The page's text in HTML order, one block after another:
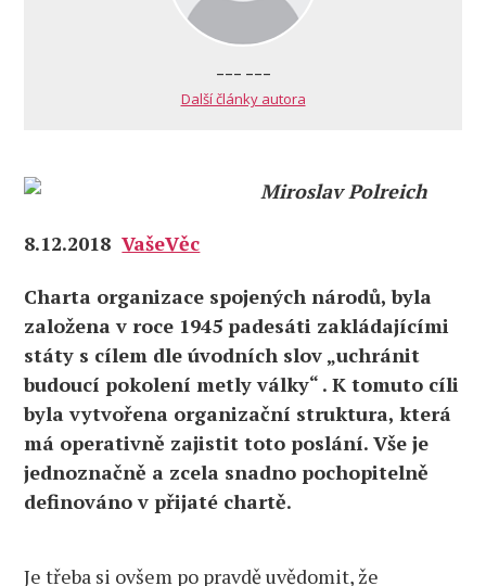
--- ---
Další články autora
Miroslav Polreich
8.12.2018VašeVěc
Charta organizace spojených národů, byla
založena v roce 1945 padesáti zakládajícími
státy s cílem dle úvodních slov „uchránit
budoucí pokolení metly války“ . K tomuto cíli
byla vytvořena organizační struktura, která
má operativně zajistit toto poslání. Vše je
jednoznačně a zcela snadno pochopitelně
definováno v přijaté chartě.
Je třeba si ovšem po pravdě uvědomit, že